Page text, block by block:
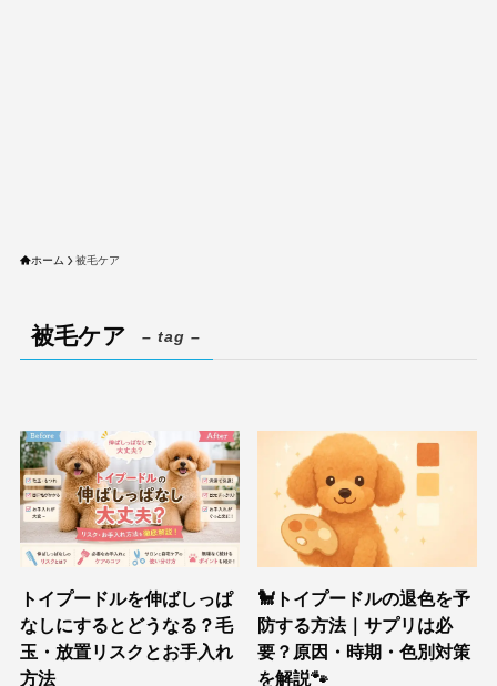
ホーム 被毛ケア
被毛ケア – tag –
トイプードルを伸ばしっぱ
なしにするとどうなる？毛
玉・放置リスクとお手入れ
方法
🐩トイプードルの退色を予
防する方法｜サプリは必
要？原因・時期・色別対策
を解説🐾